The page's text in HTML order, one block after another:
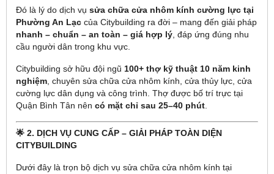
Đó là lý do dịch vụ sửa chữa cửa nhôm kính cường lực tại
Phường An Lạc của Citybuilding ra đời – mang đến giải pháp
nhanh – chuẩn – an toàn – giá hợp lý , đáp ứng đúng nhu
cầu người dân trong khu vực.
Citybuilding sở hữu đội ngũ 100+ thợ kỹ thuật 10 năm kinh
nghiệm , chuyên sửa chữa cửa nhôm kính, cửa thủy lực, cửa
cường lực dân dụng và công trình. Thợ được bố trí trực tại
Quận Bình Tân nên có mặt chỉ sau 25–40 phút
🌟 2. DỊCH VỤ CUNG CẤP – GIẢI PHÁP TOÀN DIỆN
CITYBUILDING
Dưới đây là trọn bộ dịch vụ sửa chữa cửa nhôm kính tại